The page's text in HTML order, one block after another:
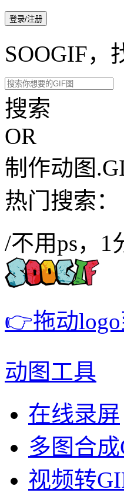
登录/注册
SOOGIF，
搜索
OR
制作动图
热门搜索：
/不用ps，1
👉拖动
动图工具
在线录屏
多图合
视频转